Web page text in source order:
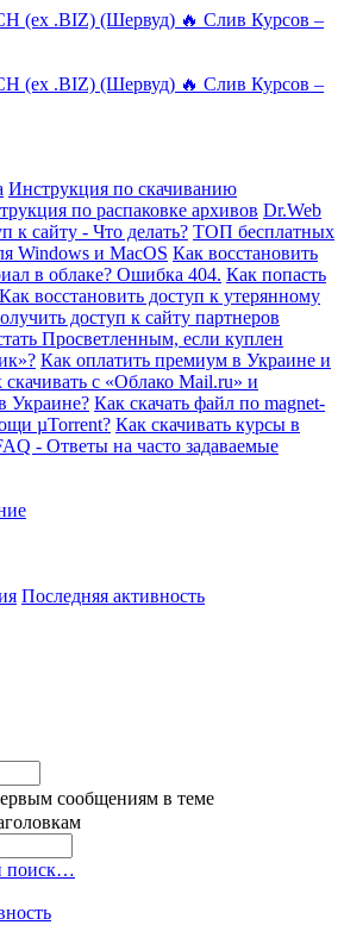
Инструкция по скачиванию
по распаковке архивов Dr.Web
к сайту - Что делать? ТОП бесплатных
Windows и MacOS Как восстановить
в облаке? Ошибка 404. Как попасть
Как восстановить доступ к утерянному
доступ к сайту партнеров
Просветленным, если куплен
Как оплатить премиум в Украине и
скачивать с «Облако Mail.ru» и
Украине? Как скачать файл по magnet-
µTorrent? Как скачивать курсы в
- Ответы на часто задаваемые
Последняя активность
сообщениям в теме
поиск…